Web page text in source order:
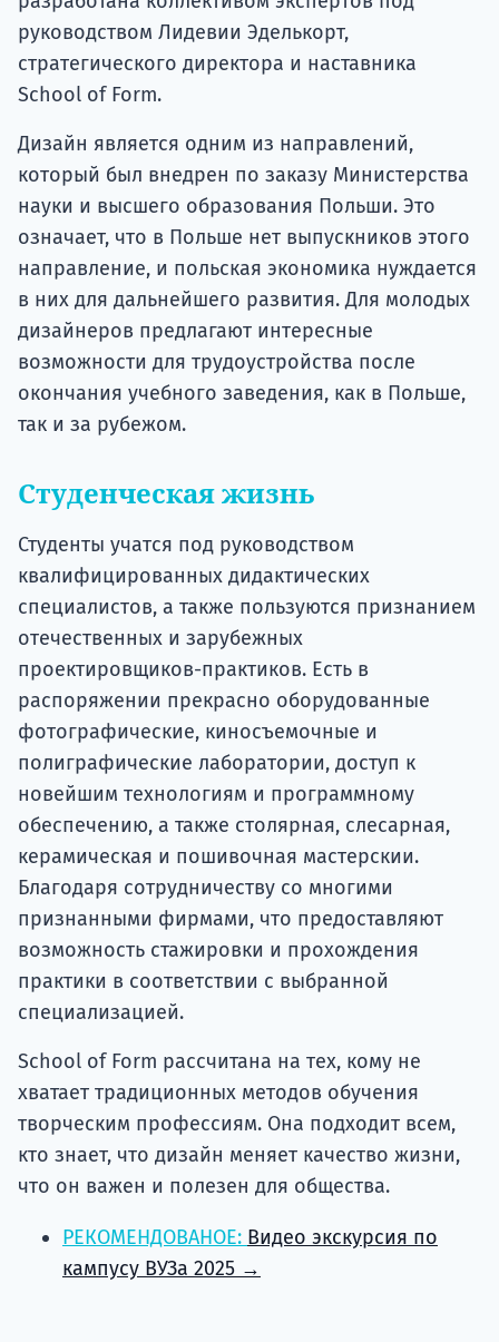
руководством Лидевии Эделькорт,
стратегического директора и наставника
School of Form.
Дизайн является одним из направлений,
который был внедрен по заказу Министерства
науки и высшего образования Польши. Это
означает, что в Польше нет выпускников этого
направление, и польская экономика нуждается
в них для дальнейшего развития. Для молодых
дизайнеров предлагают интересные
возможности для трудоустройства после
окончания учебного заведения, как в Польше,
так и за рубежом.
Студенческая жизнь
Студенты учатся под руководством
квалифицированных дидактических
специалистов, а также пользуются признанием
отечественных и зарубежных
проектировщиков-практиков. Есть в
распоряжении прекрасно оборудованные
фотографические, киносъемочные и
полиграфические лаборатории, доступ к
новейшим технологиям и программному
обеспечению, а также столярная, слесарная,
керамическая и пошивочная мастерскии.
Благодаря сотрудничеству со многими
признанными фирмами, что предоставляют
возможность стажировки и прохождения
практики в соответствии с выбранной
специализацией.
School of Form рассчитана на тех, кому не
хватает традиционных методов обучения
творческим профессиям. Она подходит всем,
кто знает, что дизайн меняет качество жизни,
что он важен и полезен для общества.
РЕКОМЕНДОВАНОЕ: Видео экскурсия по
кампусу ВУЗа 2025 →